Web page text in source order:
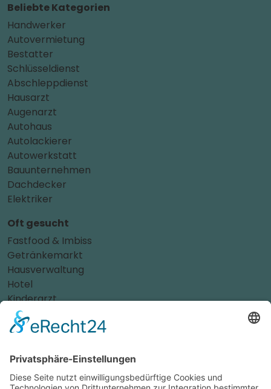
Beliebte Kategorien
Handwerker
Autovermietung
Bestatter
Schlüsseldienst
Abschleppdienst
Hausarzt
Augenarzt
Autohaus
Autolackierer
Autowerkstatt
Bauunternehmen
Dachdecker
Elektriker
Oft gesucht
Fastfood & Imbiss
Getränkemarkt
Hausverwaltung
Hotel
Kinderarzt
Personalvermittler
Weitere Sportvereine
Zahnarzt
Tennis
Tankstelle